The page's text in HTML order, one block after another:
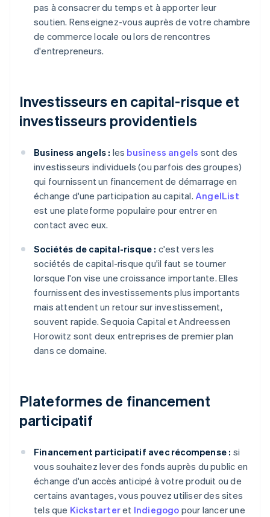
pas à consacrer du temps et à apporter leur
soutien. Renseignez-vous auprès de votre chambre
de commerce locale ou lors de rencontres
d'entrepreneurs.
Investisseurs en capital-risque et
investisseurs providentiels
Business angels : les business angels sont des
investisseurs individuels (ou parfois des groupes)
qui fournissent un financement de démarrage en
échange d'une participation au capital. AngelList
est une plateforme populaire pour entrer en
contact avec eux.
Sociétés de capital-risque : c'est vers les
sociétés de capital-risque qu'il faut se tourner
lorsque l'on vise une croissance importante. Elles
fournissent des investissements plus importants
mais attendent un retour sur investissement,
souvent rapide. Sequoia Capital et Andreessen
Horowitz sont deux entreprises de premier plan
dans ce domaine.
Plateformes de financement
participatif
Financement participatif avec récompense : si
vous souhaitez lever des fonds auprès du public en
échange d'un accès anticipé à votre produit ou de
certains avantages, vous pouvez utiliser des sites
tels que Kickstarteret Indiegogo pour lancer une